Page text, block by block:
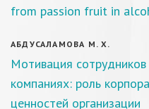
from passion fruit in
АБДУСАЛАМОВА М. Х.
Мотивация
компаниях: роль
ценностей организации